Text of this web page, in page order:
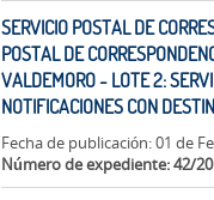
SERVICIO POSTAL DE
POSTAL DE
VALDEMORO - LOTE 2:
NOTIFICACIONES CON
Fecha de publicación: 01 de
Número de expediente: 42/